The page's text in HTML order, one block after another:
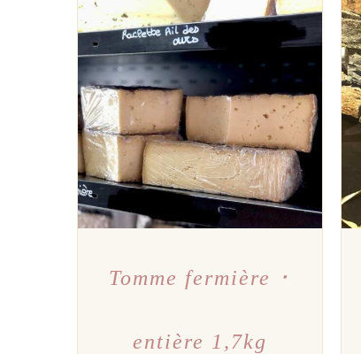
AJOUTER AU PANIER / APERÇU
Tomme fermière ･
entière 1,7kg